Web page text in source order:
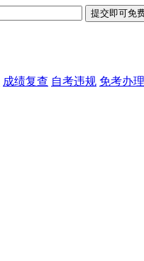
成绩复查 自考违规 免考办理